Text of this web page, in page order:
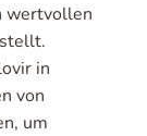
wertvollen
in
von
um